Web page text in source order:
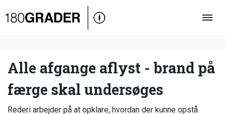
Oversigt
Debat
Video
Alle afgange aflyst - brand på
færge skal undersøges
Rederi arbejder på at opklare, hvordan der kunne opstå